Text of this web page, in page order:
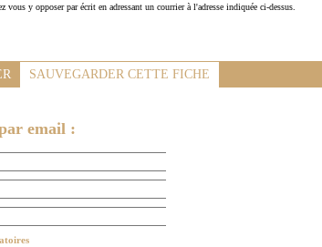
y opposer par écrit en adressant un courrier à l'adresse indiquée ci-dessus.
SAUVEGARDER CETTE FICHE
email :